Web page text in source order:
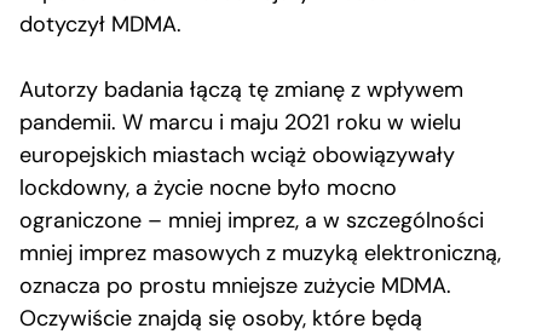
dotyczył MDMA.
Autorzy badania łączą tę zmianę z wpływem
pandemii. W marcu i maju 2021 roku w wielu
europejskich miastach wciąż obowiązywały
lockdowny, a życie nocne było mocno
ograniczone – mniej imprez, a w szczególności
mniej imprez masowych z muzyką elektroniczną,
oznacza po prostu mniejsze zużycie MDMA.
Oczywiście znajdą się osoby, które będą